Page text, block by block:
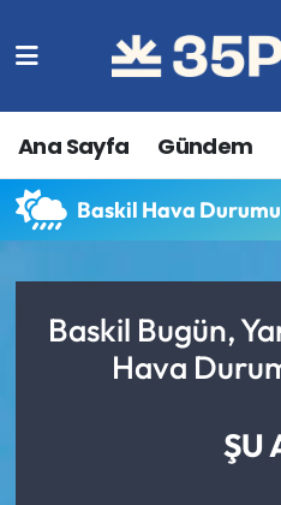
Ana Sayfa Gündem
Baskil Hava Durumu
Baskil Bugün,
Hava
ŞU